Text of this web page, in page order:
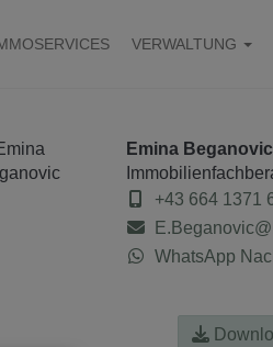
VERWALTUNG
Emina Beganovic
+43 664 1371
WhatsApp